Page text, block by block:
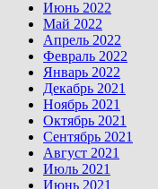
Июнь 2022
Май 2022
Апрель 2022
Февраль 2022
Январь 2022
Декабрь 2021
Ноябрь 2021
Октябрь 2021
Сентябрь 2021
Август 2021
Июль 2021
Июнь 2021